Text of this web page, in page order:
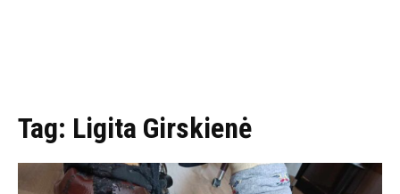
Tag: Ligita Girskienė